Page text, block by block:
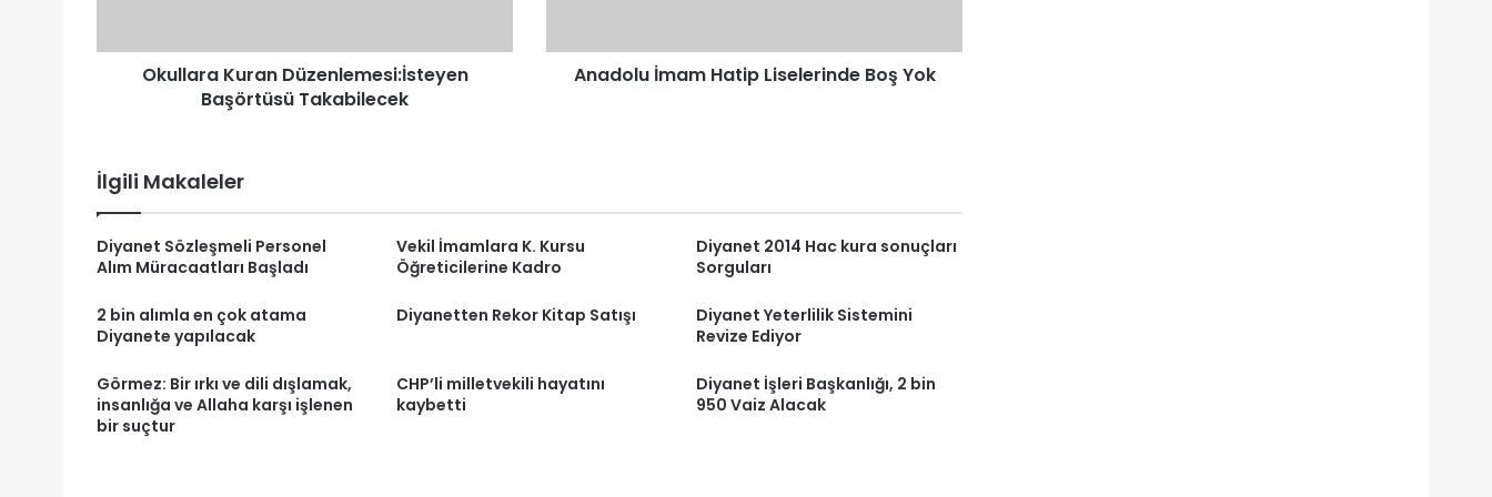
Okullara Kuran Düzenlemesi:İsteyen
Başörtüsü Takabilecek
Anadolu İmam Hatip Liselerinde Boş Yok
İlgili Makaleler
Diyanet Sözleşmeli Personel
Alım Müracaatları Başladı
Vekil İmamlara K. Kursu
Öğreticilerine Kadro
Diyanet 2014 Hac kura sonuçları
Sorguları
2 bin alımla en çok atama
Diyanete yapılacak
Diyanetten Rekor Kitap Satışı
Diyanet Yeterlilik Sistemini
Revize Ediyor
Görmez: Bir ırkı ve dili dışlamak,
insanlığa ve Allaha karşı işlenen
bir suçtur
CHP’li milletvekili hayatını
kaybetti
Diyanet İşleri Başkanlığı, 2 bin
950 Vaiz Alacak